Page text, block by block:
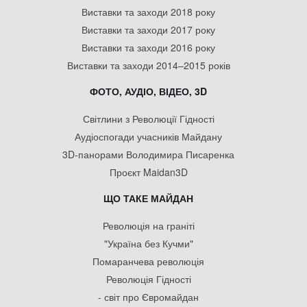
Виставки та заходи 2018 року
Виставки та заходи 2017 року
Виставки та заходи 2016 року
Виставки та заходи 2014–2015 років
ФОТО, АУДІО, ВІДЕО, 3D
Світлини з Революції Гідності
Аудіоспогади учасників Майдану
3D-панорами Володимира Писаренка
Проєкт Maidan3D
ЩО ТАКЕ МАЙДАН
Революція на граніті
"Україна без Кучми"
Помаранчева революція
Революція Гідності
- світ про Євромайдан